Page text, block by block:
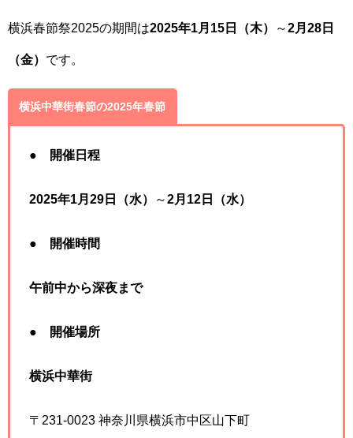
横浜春節祭2025の期間は2025年1月15日（木） ～2月28日
（金） です。
横浜中華街春節の2025年春節
● 開催日程
2025年1月29日（水） ～2月12日（水）
● 開催時間
午前中から深夜まで
● 開催場所
横浜中華街
〒231-0023 神奈川県横浜市中区山下町